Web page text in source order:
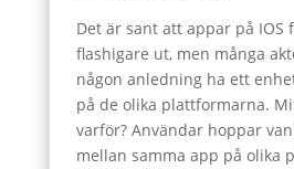
Det är sant att appar på IOS
flashigare ut, men många
någon anledning ha ett
på de olika plattformarna.
varför? Användar hoppar
mellan samma app på olika